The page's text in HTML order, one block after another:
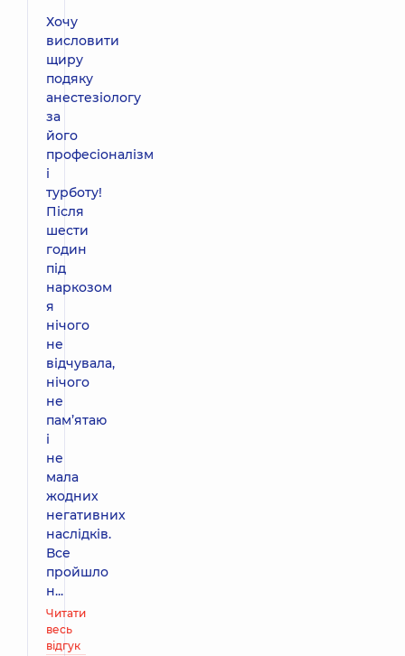
Хочу
висловити
щиру
подяку
анестезіологу
за
його
професіоналізм
і
турботу!
Після
шести
годин
під
наркозом
я
нічого
не
відчувала,
нічого
не
пам’ятаю
і
не
мала
жодних
негативних
наслідків.
Все
пройшло
н...
Читати
весь
відгук